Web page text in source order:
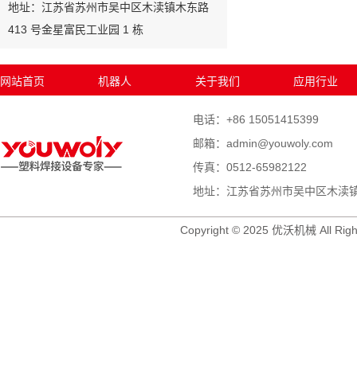
地址：江苏省苏州市吴中区木渎镇木东路
413 号金星富民工业园 1 栋
网站首页 机器人 关于我们 应用行业
电话：+86 15051415399
邮箱：admin@youwoly.com
传真：0512-65982122
地址：江苏省苏州市吴中区木渎
Copyright © 2025 优沃机械 All